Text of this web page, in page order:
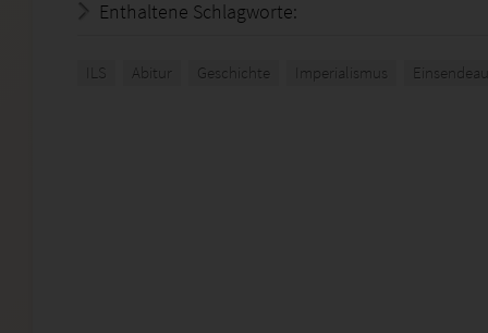
Enthaltene Schlagworte:
ILS Abitur Geschichte Imperialismus